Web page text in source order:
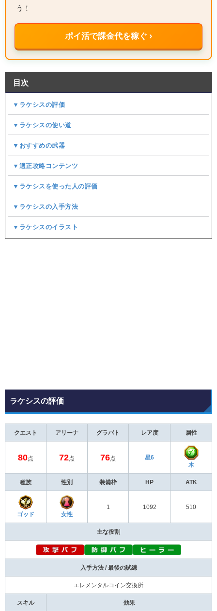
う！
ポイ活で課金代を稼ぐ ›
目次
▼ラケシスの評価
▼ラケシスの使い道
▼おすすめの武器
▼適正攻略コンテンツ
▼ラケシスを使った人の評価
▼ラケシスの入手方法
▼ラケシスのイラスト
ラケシスの評価
クエスト アリーナ グラバト レア度 属性
80点 72点 76点
星6
木
種族 性別 装備枠 HP ATK
ゴッド 女性
1 1092 510
主な役割
入手方法 / 最後の試練
エレメンタルコイン交換所
スキル 効果